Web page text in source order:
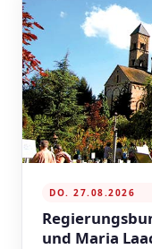
DO. 27.08.2026
und Maria